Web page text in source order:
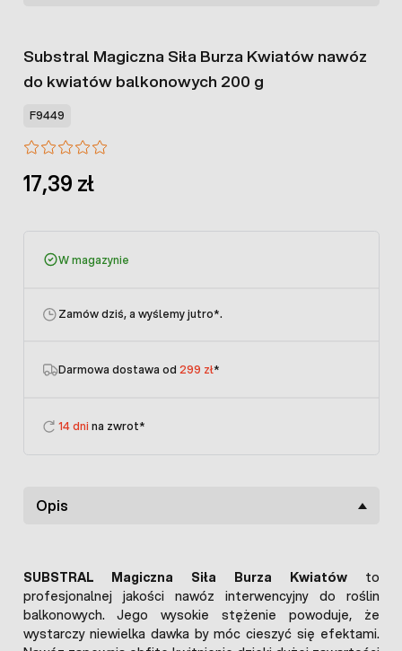
Substral Magiczna Siła Burza Kwiatów nawóz
do kwiatów balkonowych 200 g
F9449
17,39 zł
W magazynie
Zamów dziś, a wyślemy jutro*.
Darmowa dostawa od 299 zł*
14 dni na zwrot*
Opis
SUBSTRAL Magiczna Siła Burza Kwiatówto
profesjonalnej jakości nawóz interwencyjny do roślin
balkonowych. Jego wysokie stężenie powoduje, że
wystarczy niewielka dawka by móc cieszyć się efektami.